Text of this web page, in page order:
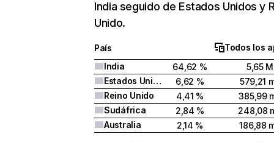
India seguido de Estados Unidos y
Unido.
País
Todos los
India
64,62 %
5,65 M
Estados Unidos
6,62 %
579,21
Reino Unido
4,41 %
385,99
Sudáfrica
2,84 %
248,08
Australia
2,14 % 186,88